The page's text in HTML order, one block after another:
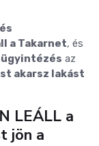
a Takarnet, és
az
akarsz lakást
LEÁLL a
jön a